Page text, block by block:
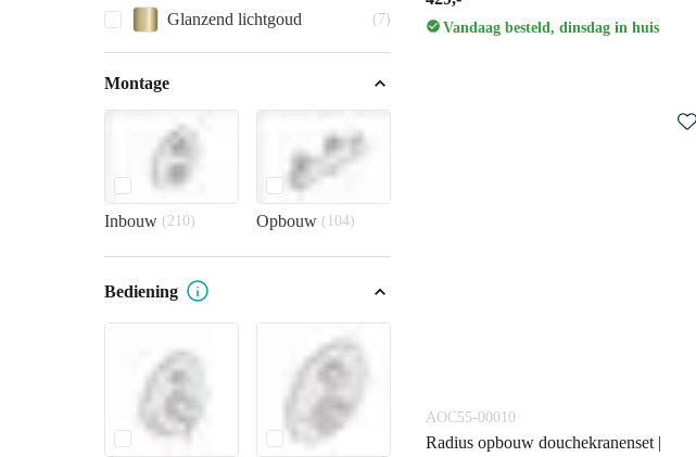
Glanzend lichtgoud (7)
Montage
Inbouw (210) Opbouw (104)
Bediening
Vandaag besteld, dinsdag in huis
AOC55-00010
Radius opbouw douchekranenset |